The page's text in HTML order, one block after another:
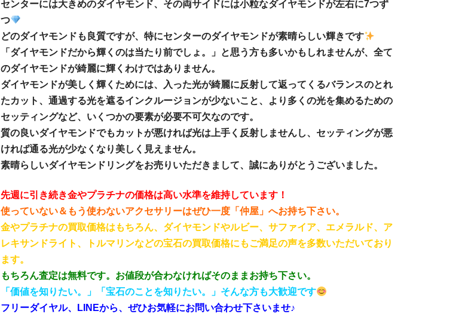
センターには大きめのダイヤモンド、その両サイドには小粒なダイヤモンドが左右に7つず
つ
どのダイヤモンドも良質ですが、特にセンターのダイヤモンドが素晴らしい輝きです
「ダイヤモンドだから輝くのは当たり前でしょ。」と思う方も多いかもしれませんが、全て
のダイヤモンドが綺麗に輝くわけではありません。
ダイヤモンドが美しく輝くためには、入った光が綺麗に反射して返ってくるバランスのとれ
たカット、通過する光を遮るインクルージョンが少ないこと、より多くの光を集めるための
セッティングなど、いくつかの要素が必要不可欠なのです。
質の良いダイヤモンドでもカットが悪ければ光は上手く反射しませんし、セッティングが悪
ければ通る光が少なくなり美しく見えません。
素晴らしいダイヤモンドリングをお売りいただきまして、誠にありがとうございました。
先週に引き続き金やプラチナの価格は高い水準を維持しています！
使っていない＆もう使わないアクセサリーはぜひ一度「仲屋」へお持ち下さい。
金やプラチナの買取価格はもちろん、ダイヤモンドやルビー、サファイア、エメラルド、 ア
レキサンドライト、トルマリンなどの宝石の買取価格にもご満足の声を多数いただいており
ます。
もちろん査定は無料です。お値段が合わなければそのままお持ち下さい。
「価値を知りたい。」「宝石のことを知りたい。」そんな方も大歓迎です
フリーダイヤル、LINEから、ぜひお気軽にお問い合わせ下さいませ♪